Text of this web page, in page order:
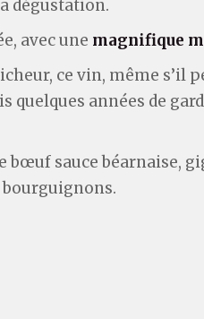
dégustation.
avec une magnifique
ce vin, même s’il
quelques années de
bœuf sauce béarnaise,